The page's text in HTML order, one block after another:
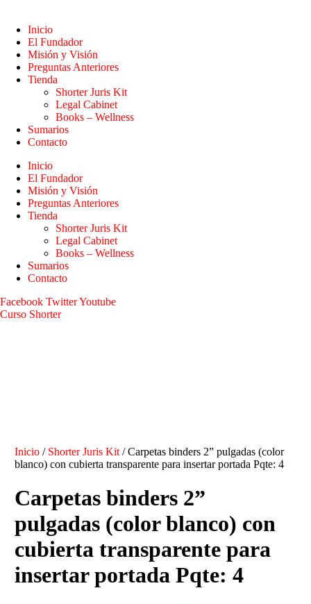
Inicio
El Fundador
Misión y Visión
Preguntas Anteriores
Tienda
Shorter Juris Kit
Legal Cabinet
Books – Wellness
Sumarios
Contacto
Inicio
El Fundador
Misión y Visión
Preguntas Anteriores
Tienda
Shorter Juris Kit
Legal Cabinet
Books – Wellness
Sumarios
Contacto
Facebook TwitterYoutube
Curso Shorter
Inicio / Shorter Juris Kit / Carpetas binders 2” pulgadas (color
blanco) con cubierta transparente para insertar portada Pqte: 4
Carpetas binders 2”
pulgadas (color blanco) con
cubierta transparente para
insertar portada Pqte: 4